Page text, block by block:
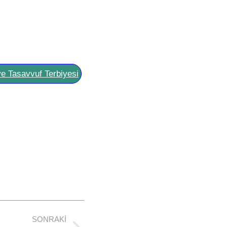
Tasavvuf Terbiyesi
SONRAKI